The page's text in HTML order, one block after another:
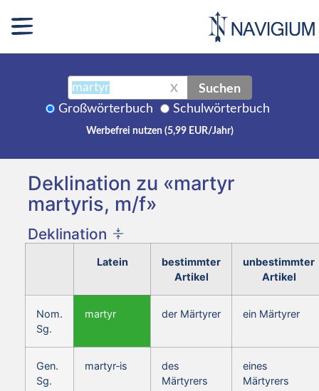
X Suchen
Großwörterbuch Schulwörterbuch
Werbefrei nutzen (5,99 EUR/Jahr)
Deklination zu «martyr
martyris, m/f»
Deklination
Latein
bestimmter
Artikel
unbestimmter
Artikel
Nom.
Sg.
martyr der Märtyrer ein Märtyrer
Gen.
Sg.
martyr‑is
des
Märtyrers
eines
Märtyrers